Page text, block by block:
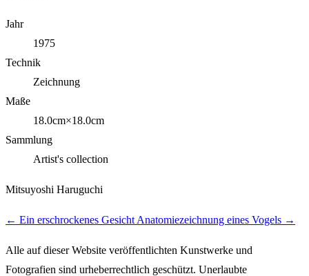
Jahr
1975
Technik
Zeichnung
Maße
18.0cm×18.0cm
Sammlung
Artist's collection
Mitsuyoshi Haruguchi
← Ein erschrockenes Gesicht Anatomiezeichnung eines Vogels →
Alle auf dieser Website veröffentlichten Kunstwerke und
Fotografien sind urheberrechtlich geschützt. Unerlaubte